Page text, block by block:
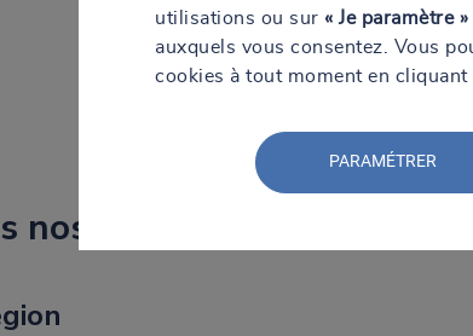
nos agences
utilisations ou sur « Je paramètre »
auxquels vous consentez. Vous
cookies à tout moment en cliquant
PARAMÉTRER